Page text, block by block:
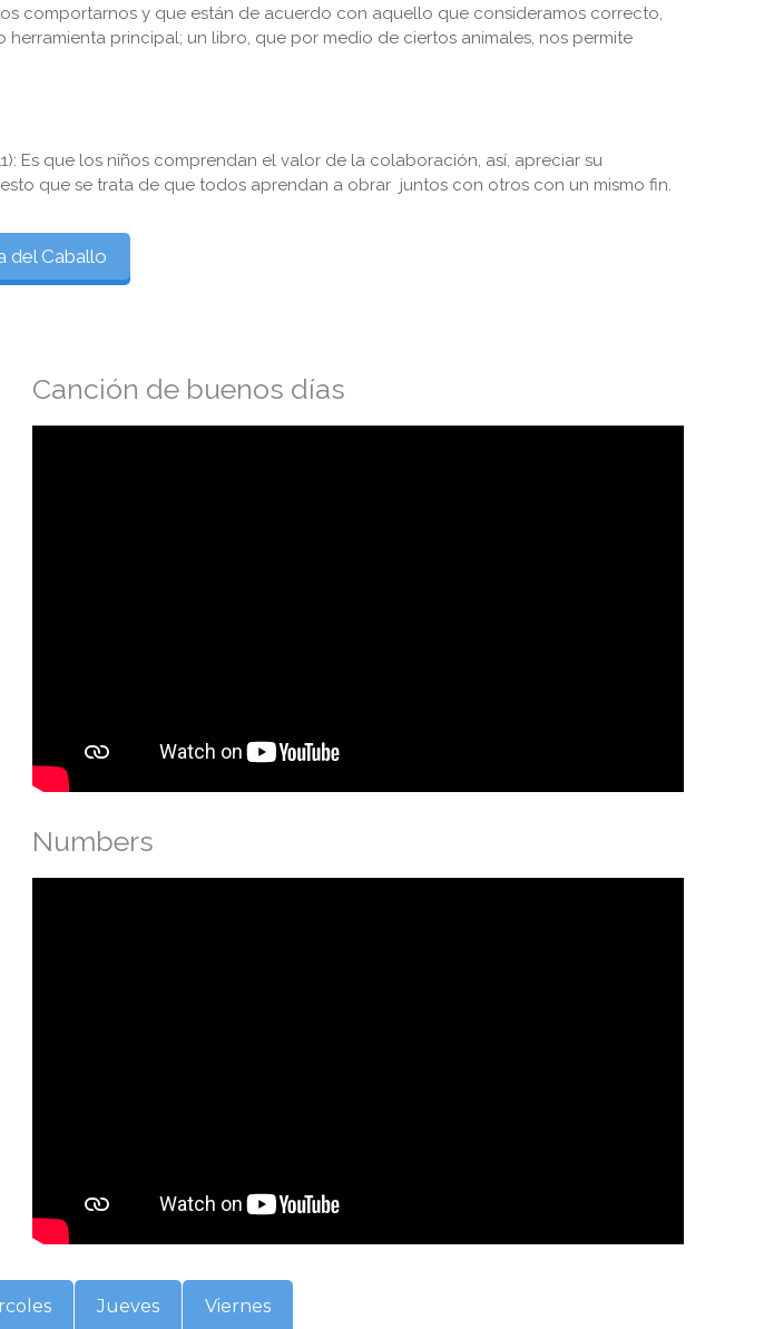
comportarnos y que están de acuerdo con aquello que consideramos correcto,
principal; un libro, que por medio de ciertos animales, nos permite
Es que los niños comprendan el valor de la colaboración, así, apreciar su
que se trata de que todos aprendan a obrar juntos con otros con un mismo fin.
del Caballo
Canción de buenos días
Numbers
Jueves Viernes